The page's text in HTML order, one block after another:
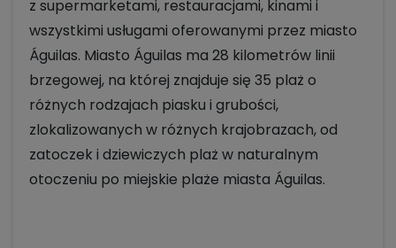
z supermarketami, restauracjami, kinami i
wszystkimi usługami oferowanymi przez miasto
Águilas. Miasto Águilas ma 28 kilometrów linii
brzegowej, na której znajduje się 35 plaż o
różnych rodzajach piasku i grubości,
zlokalizowanych w różnych krajobrazach, od
zatoczek i dziewiczych plaż w naturalnym
otoczeniu po miejskie plaże miasta Águilas.